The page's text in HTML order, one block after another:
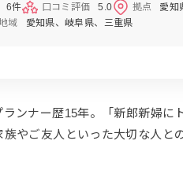
6件 口コミ評価 5.0 拠点
愛知
域
愛知県 岐阜県 三重県
ランナー歴15年。「新郎新婦に
族やご友人といった大切な人と